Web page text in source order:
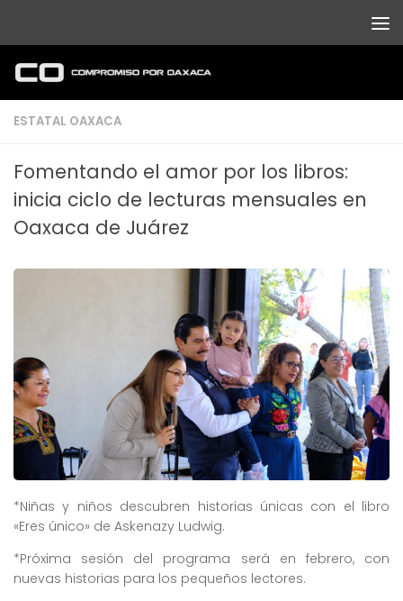
ESTATAL OAXACA
Fomentando el amor por los libros:
inicia ciclo de lecturas mensuales en
Oaxaca de Juárez
*Niñas y niños descubren historias únicas con el libro
«Eres único» de Askenazy Ludwig.
*Próxima sesión del programa será en febrero, con
nuevas historias para los pequeños lectores.